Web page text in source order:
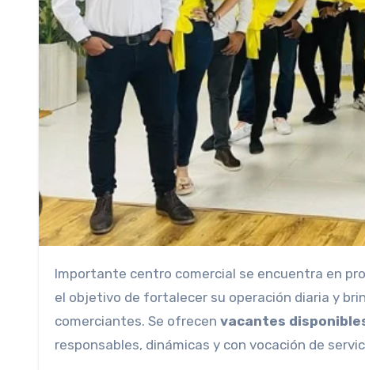
Importante centro comercial se encuentra en
el objetivo de fortalecer su operación diaria y
comerciantes. Se ofrecen vacantes
responsables, dinámicas y con vocación de